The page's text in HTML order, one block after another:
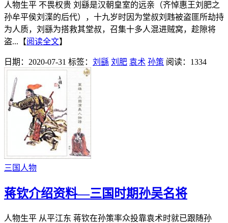
人物生平 不畏权贵 刘繇是汉朝皇室的远亲（齐悼惠王刘肥之
孙牟平侯刘渫的后代），十九岁时因为堂叔刘韪被盗匪所劫持
为人质，刘繇为搭救其堂叔，召集十多人混进贼窝，趁隙将
盗...【阅读全文】
日期：2020-07-31 标签： 刘繇 刘肥 袁术 孙策 阅读：1334
三国人物
蒋钦介绍资料—三国时期孙吴名将
人物生平 从平江东 蒋钦在孙策率众投靠袁术时就已跟随孙